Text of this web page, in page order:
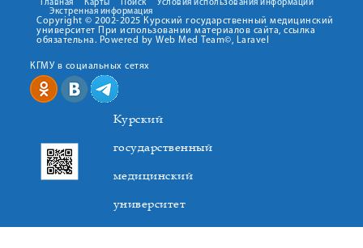
Главная Карты Поиск
Условия использования информации
Экстренная информация
Copyright © 2002-2025 Курский государственный медицинский
университет При использовании материалов сайта, ссылка
обязательна. Powered by Web Med Team©, Laravel
КГМУ в социальных сетях
Курский
государственный
медицинский
университет